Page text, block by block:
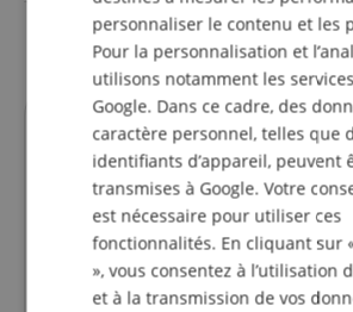
Couleur Noir
l'évaluation des clients
4.0/5.0
Basé sur 1 Evaluations
personnaliser le contenu et les
Pour la personnalisation et
utilisons notamment les
Google. Dans ce cadre, des
caractère personnel, telles que
identifiants d’appareil, peuvent
transmises à Google. Votre
est nécessaire pour utiliser ces
fonctionnalités. En cliquant sur
», vous consentez à l’utilisation
et à la transmission de vos